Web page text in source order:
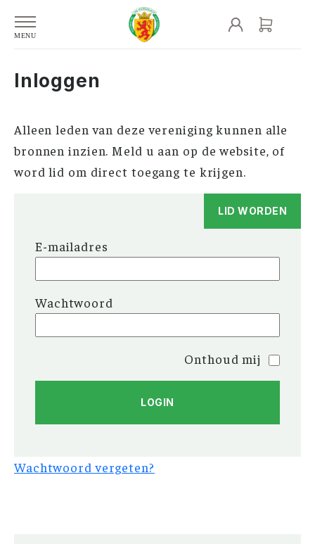
Inloggen
Alleen leden van deze vereniging kunnen alle
bronnen inzien. Meld u aan op de website, of
word lid om direct toegang te krijgen.
LID WORDEN
E-mailadres
Wachtwoord
Onthoud mij
Wachtwoord vergeten?